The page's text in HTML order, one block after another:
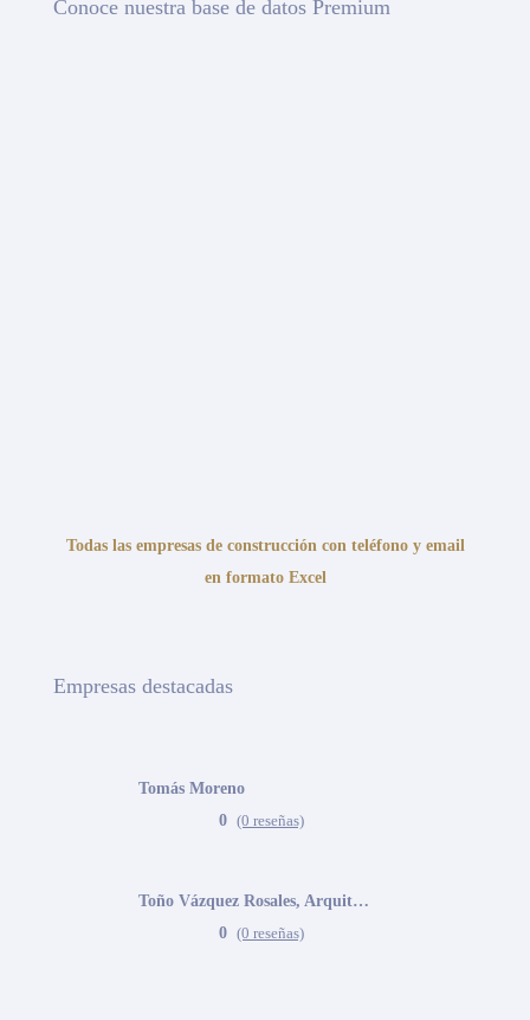
Conoce nuestra base de datos Premium
Todas las empresas de construcción con teléfono y email
en formato Excel
Empresas destacadas
Tomás Moreno
0 (0 reseñas)
Toño Vázquez Rosales, Arquitecto
0 (0 reseñas)